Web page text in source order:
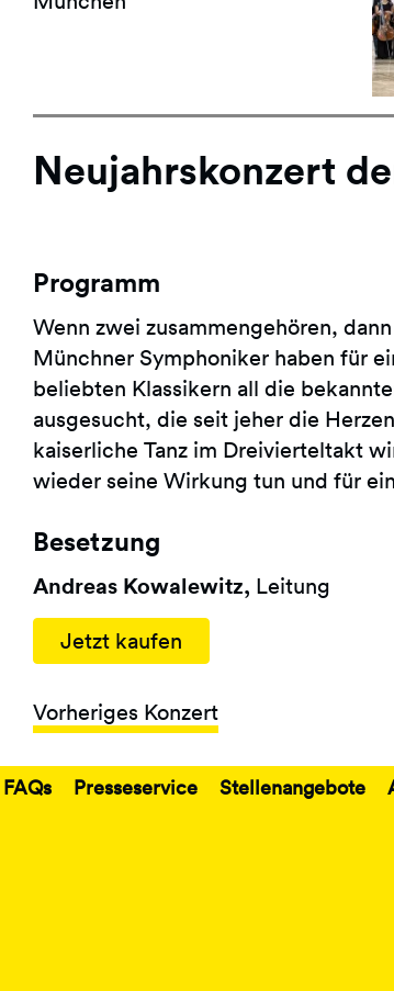
Neujahrskonzert
Programm
Wenn zwei zusammengehören,
Münchner Symphoniker haben für
beliebten Klassikern all die
ausgesucht, die seit jeher die
kaiserliche Tanz im Dreivierteltakt
wieder seine Wirkung tun und für
Besetzung
Andreas Kowalewitz, Leitung
Jetzt kaufen
Vorheriges Konzert
FAQs Presseservice Stellenangebote